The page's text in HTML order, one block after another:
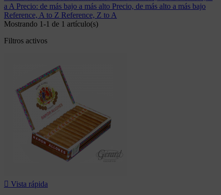
a A Precio: de más bajo a más alto Precio, de más alto a más bajo
Reference, A to Z Reference, Z to A
Mostrando 1-1 de 1 artículo(s)
Filtros activos
 Vista rápida